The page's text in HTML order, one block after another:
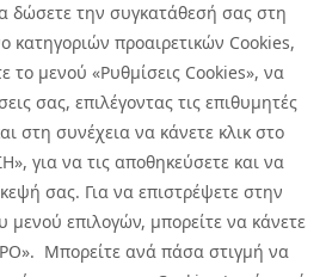
δώσετε την συγκατάθεσή σας στη
κατηγοριών προαιρετικών Cookies,
το μενού «Ρυθμίσεις Cookies», να
σας, επιλέγοντας τις επιθυμητές
στη συνέχεια να κάνετε κλικ στο
για να τις αποθηκεύσετε και να
σας. Για να επιστρέψετε στην
επιλογών, μπορείτε να κάνετε
Μπορείτε ανά πάσα στιγμή να
All Rights Reserved.